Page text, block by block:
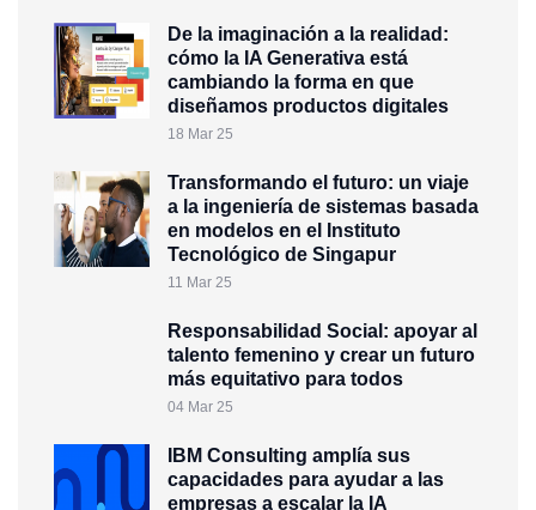
De la imaginación a la realidad:
cómo la IA Generativa está
cambiando la forma en que
diseñamos productos digitales
18 Mar 25
Transformando el futuro: un viaje
a la ingeniería de sistemas basada
en modelos en el Instituto
Tecnológico de Singapur
11 Mar 25
Responsabilidad Social: apoyar al
talento femenino y crear un futuro
más equitativo para todos
04 Mar 25
IBM Consulting amplía sus
capacidades para ayudar a las
empresas a escalar la IA